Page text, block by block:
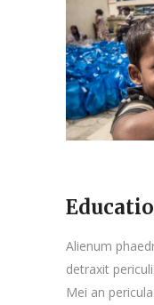
Alienum
detraxit
Mei an